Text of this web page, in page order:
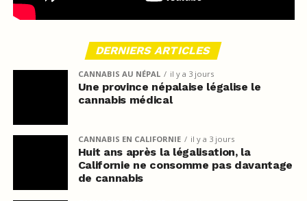
DERNIERS ARTICLES
CANNABIS AU NÉPAL il y a 3 jours
Une province népalaise légalise le
cannabis médical
CANNABIS EN CALIFORNIE il y a 3 jours
Huit ans après la légalisation, la
Californie ne consomme pas davantage
de cannabis